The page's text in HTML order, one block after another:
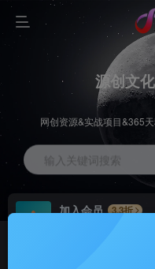
源创文
网创资源&实战项目&365
输入关键词搜索
加入会员
3.3折